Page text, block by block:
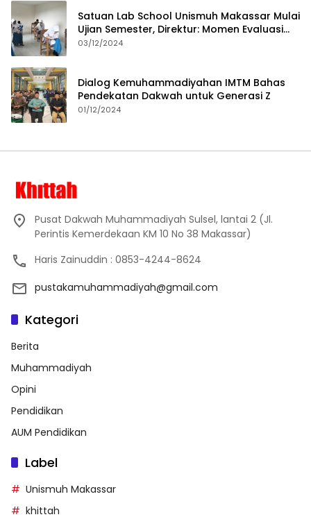
Satuan Lab School Unismuh Makassar Mulai
Ujian Semester, Direktur: Momen Evaluasi
Proses Pembelajaran
03/12/2024
Dialog Kemuhammadiyahan IMTM Bahas
Pendekatan Dakwah untuk Generasi Z
01/12/2024
Pusat Dakwah Muhammadiyah Sulsel, lantai 2 (Jl.
Perintis Kemerdekaan KM 10 No 38 Makassar)
Haris Zainuddin : 0853-4244-8624
pustakamuhammadiyah@gmail.com
Kategori
Berita
Muhammadiyah
Opini
Pendidikan
AUM Pendidikan
Label
Unismuh Makassar
khittah